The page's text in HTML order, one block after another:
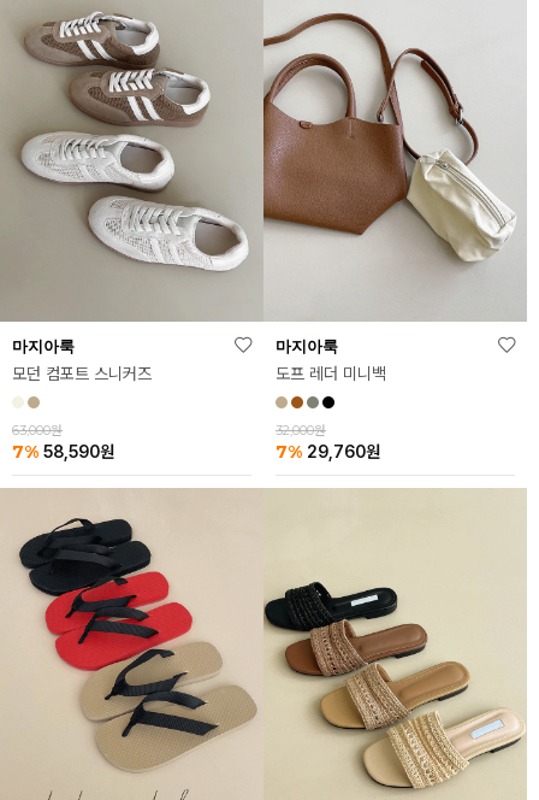
마지아룩
모던 컴포트 스니커즈
63,000원
7% 58,590원
마지아룩
도프 레더 미니백
32,000원
7% 29,760원